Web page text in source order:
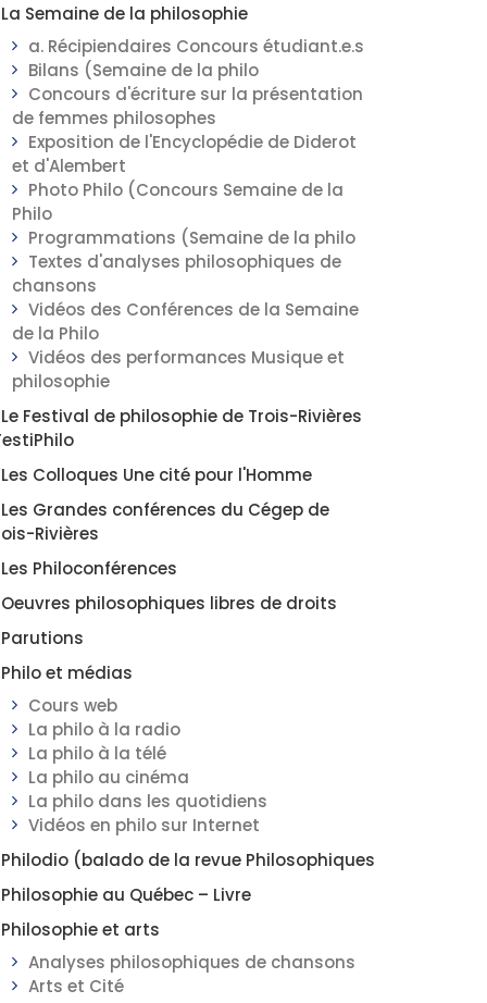
La Semaine de la philosophie
a. Récipiendaires Concours étudiant.e.s
Bilans (Semaine de la philo
Concours d'écriture sur la présentation
de femmes philosophes
Exposition de l'Encyclopédie de Diderot
et d'Alembert
Photo Philo (Concours Semaine de la
Philo
Programmations (Semaine de la philo
Textes d'analyses philosophiques de
chansons
Vidéos des Conférences de la Semaine
de la Philo
Vidéos des performances Musique et
philosophie
Le Festival de philosophie de Trois-Rivières
Les Colloques Une cité pour l'Homme
Les Grandes conférences du Cégep de
Rivières
Les Philoconférences
Oeuvres philosophiques libres de droits
Parutions
Philo et médias
Cours web
La philo à la radio
La philo à la télé
La philo au cinéma
La philo dans les quotidiens
Vidéos en philo sur Internet
Philodio (balado de la revue Philosophiques
Philosophie au Québec – Livre
Philosophie et arts
Analyses philosophiques de chansons
Arts et Cité